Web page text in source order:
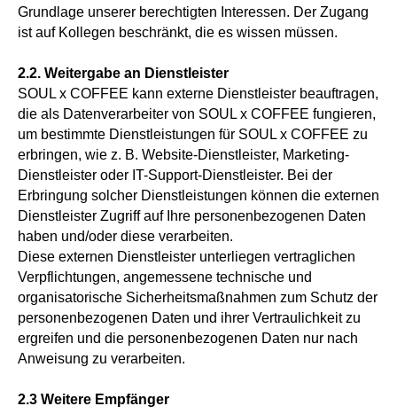
Grundlage unserer berechtigten Interessen. Der Zugang
ist auf Kollegen beschränkt, die es wissen müssen.
2.2. Weitergabe an Dienstleister
SOUL x COFFEE kann externe Dienstleister beauftragen,
die als Datenverarbeiter von SOUL x COFFEE fungieren,
um bestimmte Dienstleistungen für SOUL x COFFEE zu
erbringen, wie z. B. Website-Dienstleister, Marketing-
Dienstleister oder IT-Support-Dienstleister. Bei der
Erbringung solcher Dienstleistungen können die externen
Dienstleister Zugriff auf Ihre personenbezogenen Daten
haben und/oder diese verarbeiten.
Diese externen Dienstleister unterliegen vertraglichen
Verpflichtungen, angemessene technische und
organisatorische Sicherheitsmaßnahmen zum Schutz der
personenbezogenen Daten und ihrer Vertraulichkeit zu
ergreifen und die personenbezogenen Daten nur nach
Anweisung zu verarbeiten.
2.3 Weitere Empfänger